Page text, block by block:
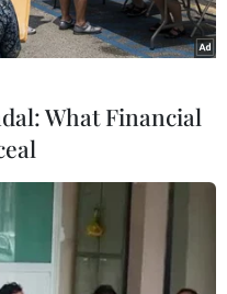
What Financial